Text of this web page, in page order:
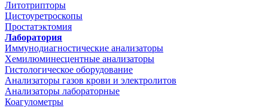
Литотрипторы
Цистоуретроскопы
Простатэктомия
Лаборатория
Иммунодиагностические анализаторы
Хемилюминесцентные анализаторы
Гистологическое оборудование
Анализаторы газов крови и электролитов
Анализаторы лабораторные
Коагулометры